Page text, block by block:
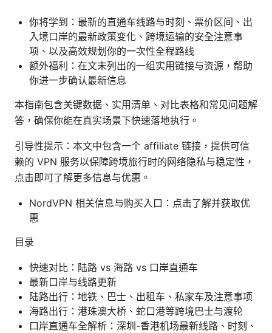
你将学到：最新的直通车线路与时刻、票价区间、出
入境口岸的最新政策变化、跨境运输的安全注意事
项、以及高效规划你的一次性全程路线
额外福利：在文末列出的一组实用链接与资源，帮助
你进一步确认最新信息
本指南包含关键数据、实用清单、对比表格和常见问题解
答，确保你能在真实场景下快速落地执行。
引导性提示：本文中包含一个 affiliate 链接，提供可信
赖的 VPN 服务以保障跨境旅行时的网络隐私与稳定性，
点击即可了解更多信息与优惠。
NordVPN 相关信息与购买入口：点击了解并获取优
惠
目录
快速对比：陆路 vs 海路 vs 口岸直通车
最新口岸与线路更新
陆路出行：地铁、巴士、出租车、私家车及注意事项
海路出行：港珠澳大桥、蛇口港等跨境巴士与渡轮
口岸直通车全解析：深圳-香港机场最新线路、时刻、